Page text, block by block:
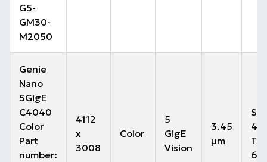
G5-
GM30-
M2050
Genie
Nano
5GigE
C4040
Color
Part
number:
4112
x
3008
Color
5
GigE
Vision
3.45
µm
49
63